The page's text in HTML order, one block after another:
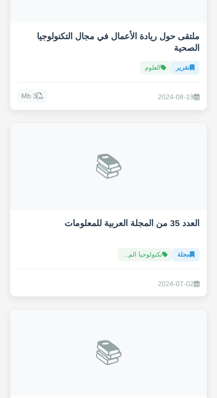
ملتقى حول ريادة الأعمال في مجال التكنولوجيا
الصحية
تقرير العلوم
2024-08-19
3 Mb
📚
العدد 35 من المجلة العربية للمعلومات
مجلة تكنولوجيا الم...
2024-07-02
📚